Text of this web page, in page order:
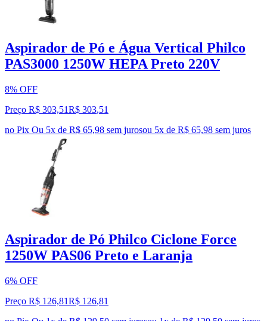
Aspirador de Pó e Água Vertical Philco
PAS3000 1250W HEPA Preto 220V
8% OFF
Preço R$ 303,51R$ 303,51
no Pix Ou 5x de R$ 65,98 sem jurosou 5x de R$ 65,98 sem juros
Aspirador de Pó Philco Ciclone Force
1250W PAS06 Preto e Laranja
6% OFF
Preço R$ 126,81R$ 126,81